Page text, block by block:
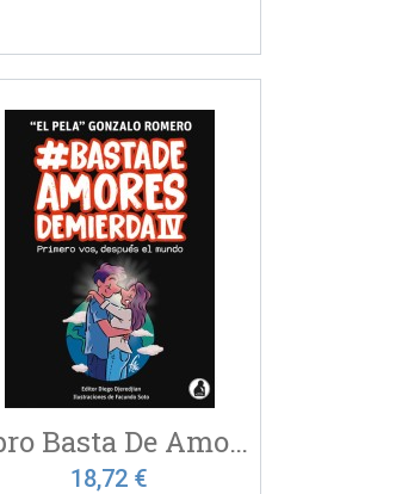
Libro Basta De Amores De...
18,72 €